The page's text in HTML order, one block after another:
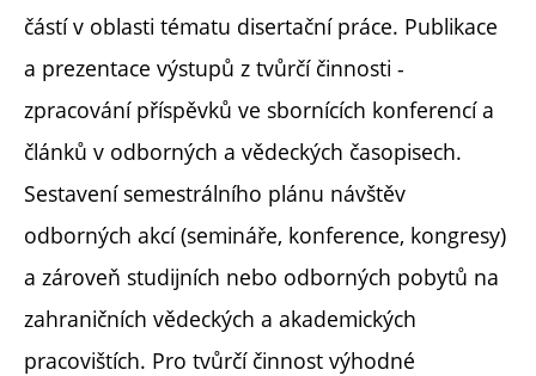
částí v oblasti tématu disertační práce. Publikace
a prezentace výstupů z tvůrčí činnosti -
zpracování příspěvků ve sbornících konferencí a
článků v odborných a vědeckých časopisech.
Sestavení semestrálního plánu návštěv
odborných akcí (semináře, konference, kongresy)
a zároveň studijních nebo odborných pobytů na
zahraničních vědeckých a akademických
pracovištích. Pro tvůrčí činnost výhodné